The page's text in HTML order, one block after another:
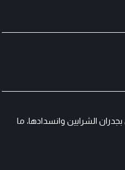
الشرايين وانسدادها، ما